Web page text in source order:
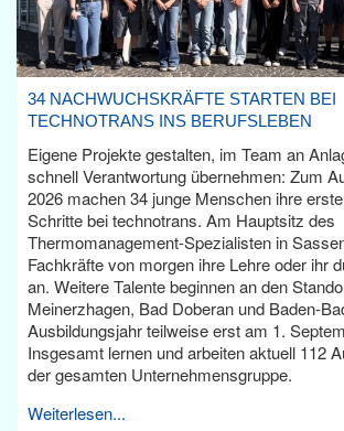
34 NACHWUCHSKRÄFTE STARTEN BEI
TECHNOTRANS INS BERUFSLEBEN
Eigene Projekte gestalten, im Team an
schnell Verantwortung übernehmen: Zum
2026 machen 34 junge Menschen ihre
Schritte bei technotrans. Am Hauptsitz des
Thermomanagement-Spezialisten in
Fachkräfte von morgen ihre Lehre oder ihr
an. Weitere Talente beginnen an den
Meinerzhagen, Bad Doberan und Baden-
Ausbildungsjahr teilweise erst am 1.
Insgesamt lernen und arbeiten aktuell 112
der gesamten Unternehmensgruppe.
Weiterlesen...